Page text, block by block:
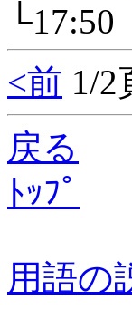
<前 1/2
戻る
ﾄｯﾌﾟ
用語の